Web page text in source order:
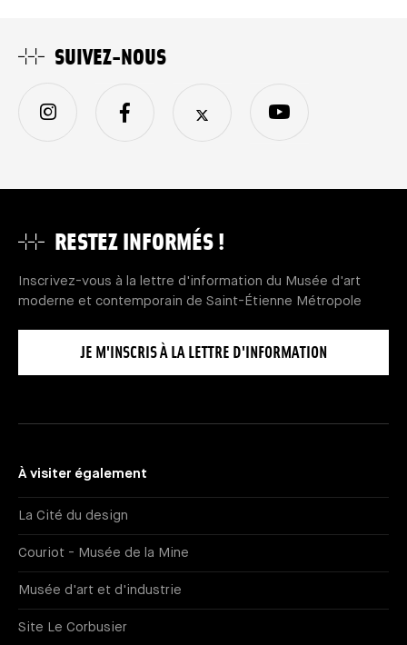
RESTEZ INFORMÉS !
Inscrivez-vous à la lettre d'information du Musée d'art
moderne et contemporain de Saint-Étienne Métropole
JE M'INSCRIS À LA LETTRE D'INFORMATION
À visiter également
La Cité du design
Couriot - Musée de la Mine
Musée d'art et d'industrie
Site Le Corbusier
SUIVEZ-NOUS